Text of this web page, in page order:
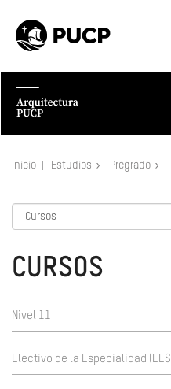
Inicio Estudios Pregrado
CURSOS
Nivel 11
Electivo de la Especialidad (EES)